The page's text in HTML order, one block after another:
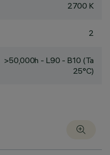
2700 K
2
>50,000h - L90 - B10 (Ta
25°C)